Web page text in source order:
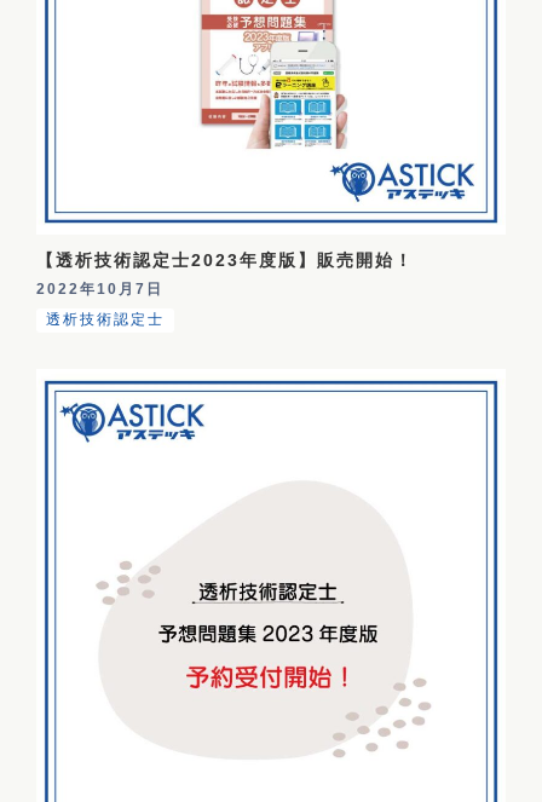
【透析技術認定士2023年度版】販売開始！
2022年10月7日
透析技術認定士